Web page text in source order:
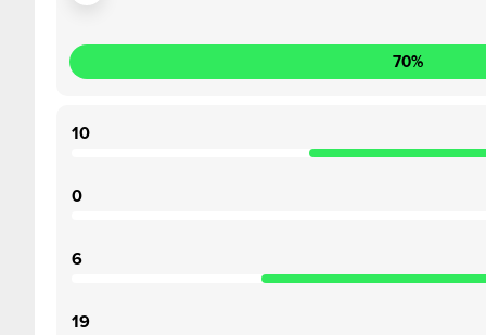
70%
10
0
6
19